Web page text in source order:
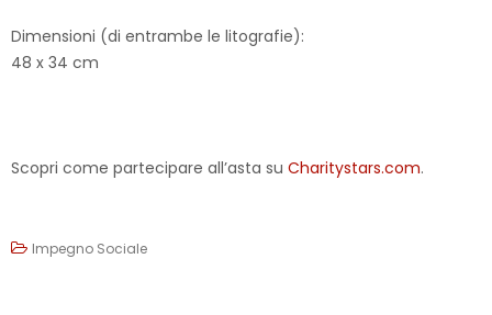
Dimensioni (di entrambe le litografie):
48 x 34 cm
Scopri come partecipare all’asta su Charitystars.com.
Impegno Sociale